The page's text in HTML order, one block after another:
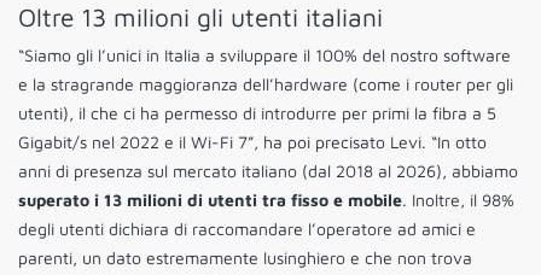
Oltre 13 milioni gli utenti italiani
“Siamo gli l’unici in Italia a sviluppare il 100% del nostro software
e la stragrande maggioranza dell’hardware (come i router per gli
utenti), il che ci ha permesso di introdurre per primi la fibra a 5
Gigabit/s nel 2022 e il Wi-Fi 7”, ha poi precisato Levi. “In otto
anni di presenza sul mercato italiano (dal 2018 al 2026), abbiamo
superato i 13 milioni di utenti tra fisso e mobile. Inoltre, il 98%
degli utenti dichiara di raccomandare l’operatore ad amici e
parenti, un dato estremamente lusinghiero e che non trova